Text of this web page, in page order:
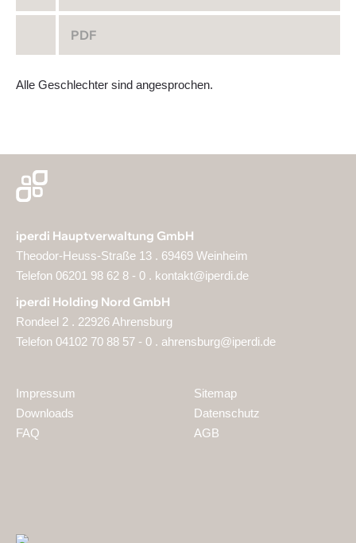
PDF
Alle Geschlechter sind angesprochen.
iperdi Hauptverwaltung GmbH
Theodor-Heuss-Straße 13 . 69469 Weinheim
Telefon 06201 98 62 8 - 0 . kontakt@iperdi.de
iperdi Holding Nord GmbH
Rondeel 2 . 22926 Ahrensburg
Telefon 04102 70 88 57 - 0 . ahrensburg@iperdi.de
Impressum
Downloads
FAQ
Sitemap
Datenschutz
AGB